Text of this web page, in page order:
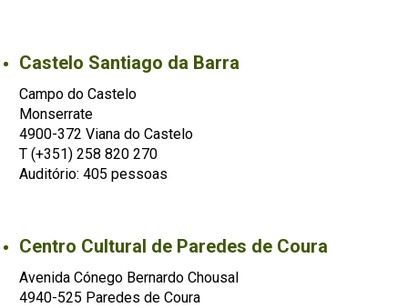
Castelo Santiago da Barra
Campo do Castelo
Monserrate
4900-372 Viana do Castelo
T (+351) 258 820 270
Auditório: 405 pessoas
Centro Cultural de Paredes de Coura
Avenida Cónego Bernardo Chousal
4940-525 Paredes de Coura